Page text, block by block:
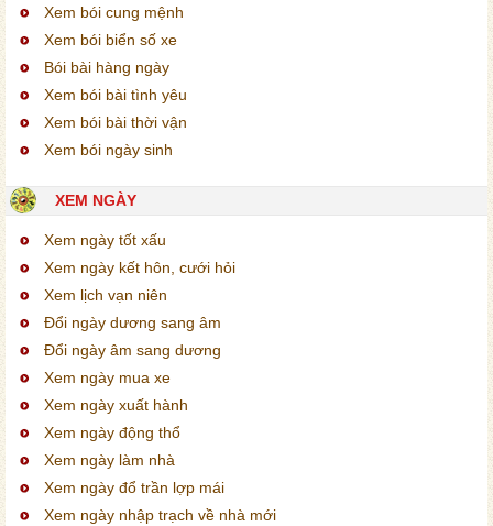
Xem bói cung mệnh
Xem bói biển số xe
Bói bài hàng ngày
Xem bói bài tình yêu
Xem bói bài thời vận
Xem bói ngày sinh
XEM NGÀY
Xem ngày tốt xấu
Xem ngày kết hôn, cưới hỏi
Xem lịch vạn niên
Đổi ngày dương sang âm
Đổi ngày âm sang dương
Xem ngày mua xe
Xem ngày xuất hành
Xem ngày động thổ
Xem ngày làm nhà
Xem ngày đổ trần lợp mái
Xem ngày nhập trạch về nhà mới